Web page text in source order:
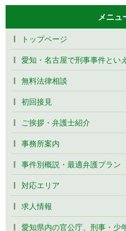
メニュ
トップページ
愛知・名古屋で刑事事件とい
無料法律相談
初回接見
ご挨拶・弁護士紹介
事務所案内
事件別概説・最適弁護プラン
対応エリア
求人情報
愛知県内の官公庁、刑事・少